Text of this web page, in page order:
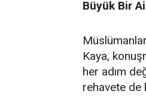
Büyük Bir
Kaya,
her adım
rehavete de